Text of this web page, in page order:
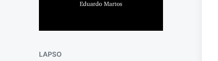
LAPSO